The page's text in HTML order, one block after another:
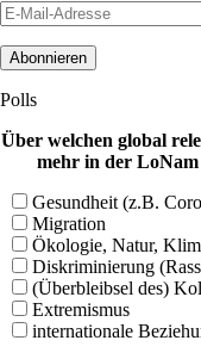
E-
Mail-
Adresse
Polls
Über welchen global
mehr in der
Gesundheit (z.B.
Migration
Ökologie, Natur,
Diskriminierung
(Überbleibsel des)
Extremismus
internationale